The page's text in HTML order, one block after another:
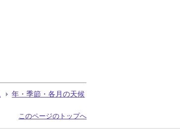
年・季節・各月の天候
このページのトップへ